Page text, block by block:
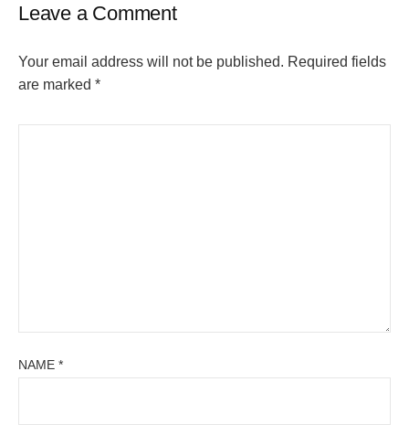
Leave a Comment
Your email address will not be published. Required fields
are marked *
NAME *